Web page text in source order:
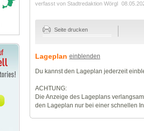
verfasst von Stadtredaktion Wörgl
Seite drucken
Lageplan einblenden
Du kannst den Lageplan jederzeit
ACHTUNG:
Die Anzeige des Lageplans
den Lageplan nur bei einer schnellen